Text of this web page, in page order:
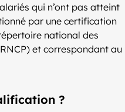
qui n’ont pas atteint
par une certification
national des
et correspondant au
?